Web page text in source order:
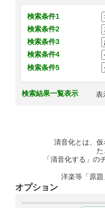
検索条件1
検索条件2
検索条件3
検索条件4
検索条件5
検索結果一覧表示 表
清音化とは、
「清音化する」
洋楽等「原
オプション